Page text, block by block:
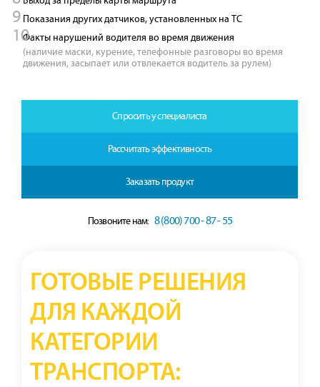
Показания других датчиков, установленных на ТС
Факты нарушений водителя во время движения
(наличие маски, курение, телефонные разговоры во время
движения, засыпает или отвлекается водитель за рулем)
Спросить у специалиста
Рассчитать эффективность
Заказать продукт
Позвоните нам: 8 (800) 700 - 87 - 55
ГОТОВЫЕ РЕШЕНИЯ
ДЛЯ КАЖДОЙ
КАТЕГОРИИ
ТРАНСПОРТА: